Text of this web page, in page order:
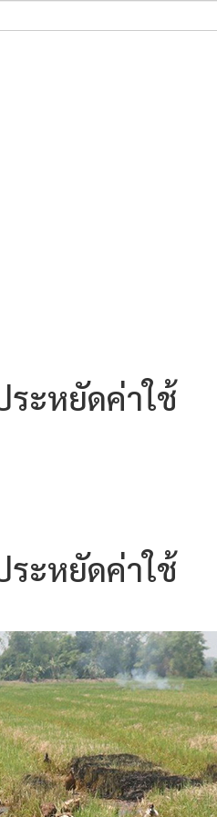
ระหยัดค่าใช้
ระหยัดค่าใช้